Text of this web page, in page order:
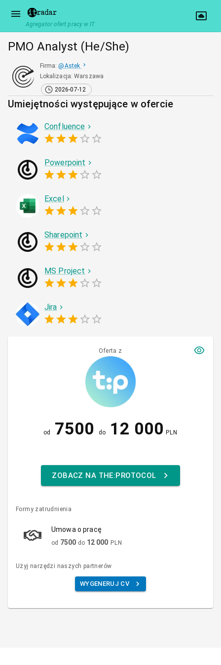
Agregator ofert pracy w IT
PMO Analyst (He/She)
Firma: @Astek
Lokalizacja:Warszawa
2026-07-12
Umiejętności występujące w ofercie
Confluence
Powerpoint
Excel
Sharepoint
MS Project
Jira
Oferta z
od 7500 do 12 000 PLN
ZOBACZ NA THE:PROTOCOL
Formy zatrudnienia
Umowa o pracę
od 7500 do 12 000 PLN
Użyj narzędzi naszych partnerów
WYGENERUJ CV